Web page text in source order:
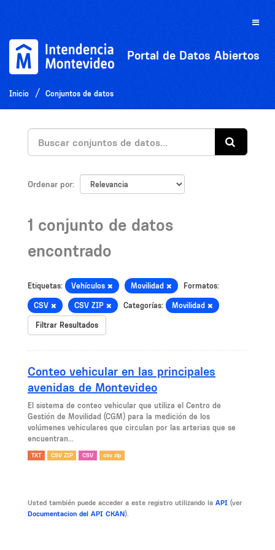
Toggle
Portal de Datos Abiertos
Inicio Conjuntos de datos
Ordenar por
1 conjunto de datos
encontrado
Etiquetas: Vehículos Movilidad Formatos:
CSV CSV ZIP Categorías: Movilidad
Filtrar Resultados
Conteo vehicular en las principales
avenidas de Montevideo
El sistema de conteo vehicular que utiliza el Centro de
Gestión de Movilidad (CGM) para la medición de los
volúmenes vehiculares que circulan por las arterias que se
encuentran...
TXT CSV ZIP CSV csv zip
Usted también puede acceder a este registro utilizando la API (ver
Documentacion del API CKAN).